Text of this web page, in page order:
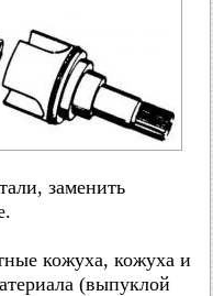
заменить
кожуха, кожуха и
(выпуклой